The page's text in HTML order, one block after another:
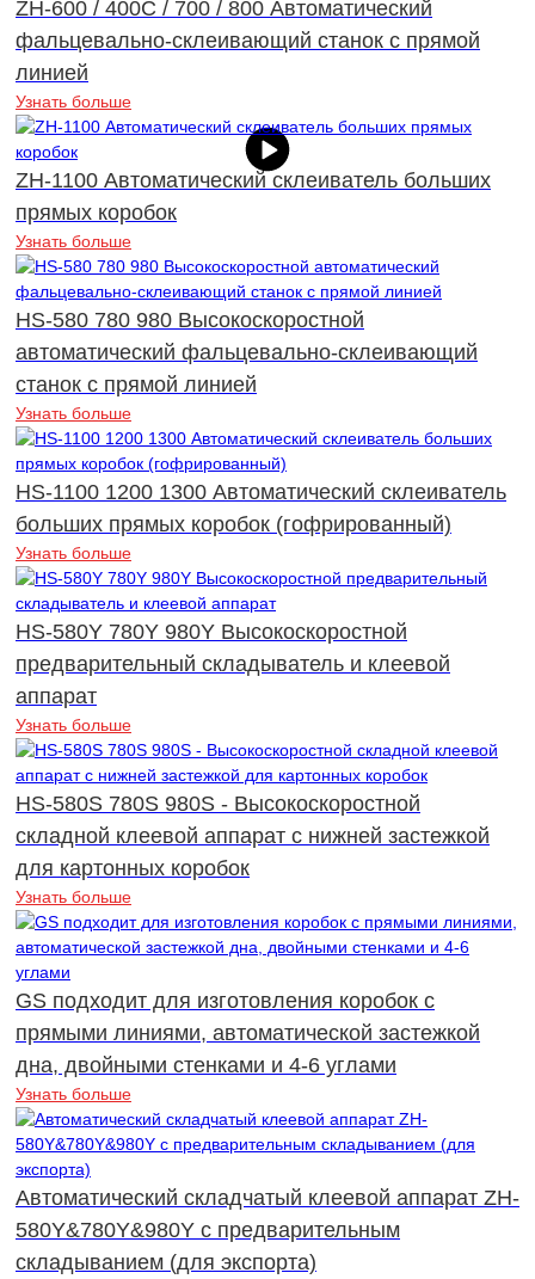
ZH-600 / 400C / 700 / 800 Автоматический
фальцевально-склеивающий станок с прямой
линией
Узнать больше
ZH-1100 Автоматический склеиватель больших
прямых коробок
Узнать больше
HS-580 780 980 Высокоскоростной
автоматический фальцевально-склеивающий
станок с прямой линией
Узнать больше
HS-1100 1200 1300 Автоматический склеиватель
больших прямых коробок (гофрированный)
Узнать больше
HS-580Y 780Y 980Y Высокоскоростной
предварительный складыватель и клеевой
аппарат
Узнать больше
HS-580S 780S 980S - Высокоскоростной
складной клеевой аппарат с нижней застежкой
для картонных коробок
Узнать больше
GS подходит для изготовления коробок с
прямыми линиями, автоматической застежкой
дна, двойными стенками и 4-6 углами
Узнать больше
Автоматический складчатый клеевой аппарат ZH-
580Y&780Y&980Y с предварительным
складыванием (для экспорта)